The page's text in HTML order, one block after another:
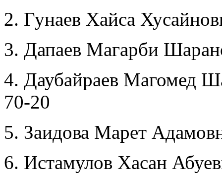
2. Гунаев Хайса
3. Дапаев Магарби
4. Даубайраев Магомед
70-20
5. Заидова Марет
6. Истамулов Хасан